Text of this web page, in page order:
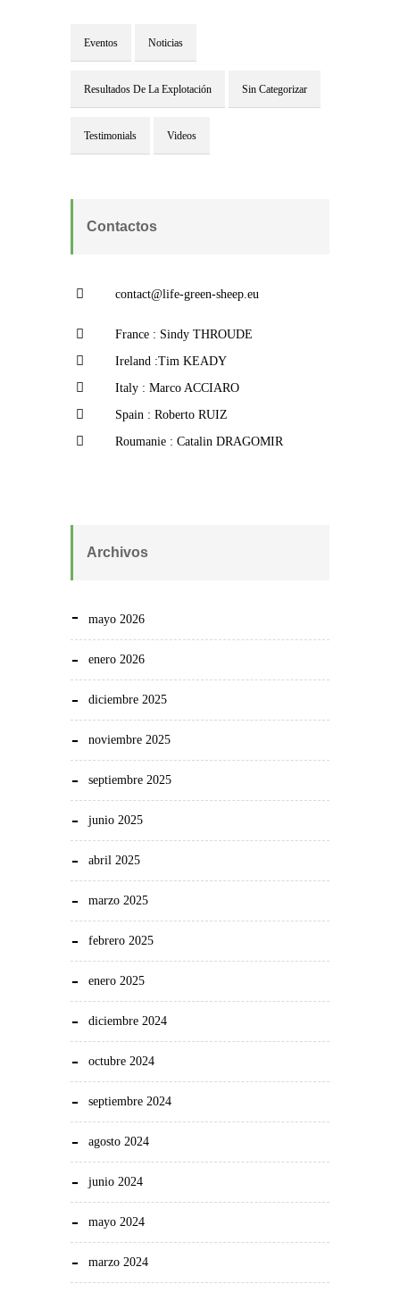
Eventos Noticias
Resultados De La Explotación Sin Categorizar
Testimonials Videos
Contactos
contact@life-green-sheep.eu
France : Sindy THROUDE
Ireland :Tim KEADY
Italy : Marco ACCIARO
Spain : Roberto RUIZ
Roumanie : Catalin DRAGOMIR
Archivos
mayo 2026
enero 2026
diciembre 2025
noviembre 2025
septiembre 2025
junio 2025
abril 2025
marzo 2025
febrero 2025
enero 2025
diciembre 2024
octubre 2024
septiembre 2024
agosto 2024
junio 2024
mayo 2024
marzo 2024